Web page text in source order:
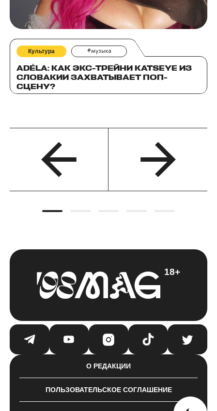
Культура #музыка
ADÉLA: КАК ЭКС-ТРЕЙНИ KATSEYE ИЗ
СЛОВАКИИ ЗАХВАТЫВАЕТ ПОП-
СЦЕНУ?
18+
О РЕДАКЦИИ
ПОЛЬЗОВАТЕЛЬСКОЕ СОГЛАШЕНИЕ